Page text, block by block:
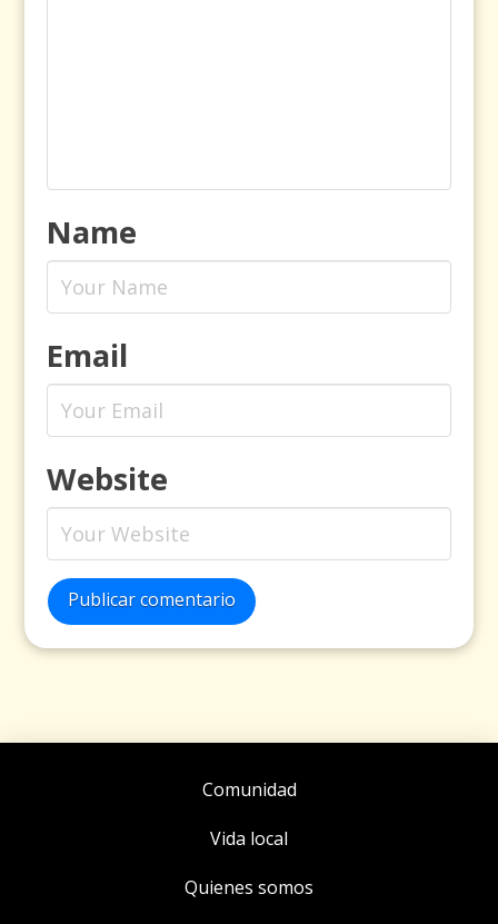
Name
Email
Website
Publicar comentario
Comunidad
Vida local
Quienes somos